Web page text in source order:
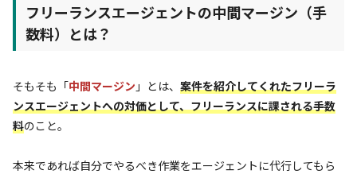
フリーランスエージェントの中間マージン（手
数料）とは？
そもそも「中間マージン 」とは、 案件を紹介してくれたフリーラ
ンスエージェントへの対価として、フリーランスに課される手数
料のこと。
本来であれば自分でやるべき作業をエージェントに代行してもら